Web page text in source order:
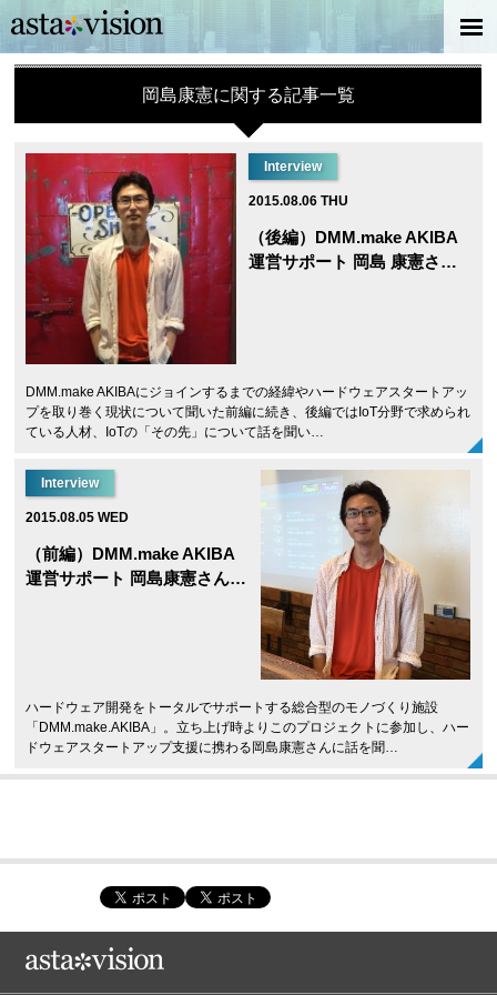
岡島康憲に関する記事一覧
Interview
2015.08.06 THU
（後編）DMM.make AKIBA
運営サポート 岡島 康憲さ…
DMM.make AKIBAにジョインするまでの経緯やハードウェアスタートアッ
プを取り巻く現状について聞いた前編に続き、後編ではIoT分野で求められ
ている人材、IoTの「その先」について話を聞い…
Interview
2015.08.05 WED
（前編）DMM.make AKIBA
運営サポート 岡島康憲さん…
ハードウェア開発をトータルでサポートする総合型のモノづくり施設
「DMM.make.AKIBA」。立ち上げ時よりこのプロジェクトに参加し、ハー
ドウェアスタートアップ支援に携わる岡島康憲さんに話を聞…